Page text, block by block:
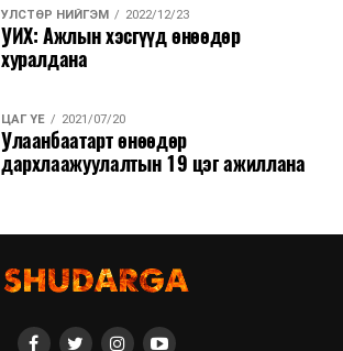
УЛСТӨР НИЙГЭМ 2022/12/23
УИХ: Ажлын хэсгүүд өнөөдөр
хуралдана
ЦАГ ҮЕ 2021/07/20
Улаанбаатарт өнөөдөр
дархлаажуулалтын 19 цэг ажиллана